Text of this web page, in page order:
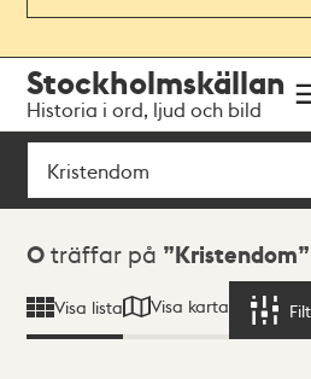
navigationen
huvudinnehållet
Stockholmskällan
Historia i ord, ljud och bild
Sök
Sökresultat
0 träffar på Kristendom
Visa lista Visa karta